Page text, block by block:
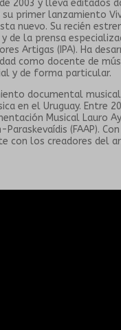
2003 y lleva editados
primer lanzamiento
nuevo. Su recién
de la prensa
Artigas (IPA). Ha
como docente de
y de forma particular.
documental
en el Uruguay. Entre
Musical Lauro
(FAAP).
los creadores del